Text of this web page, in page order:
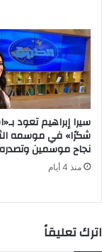
سيرا إبراهيم تعود
شكرًا» في موسمه
نجاح موسمين وتصدره
منذ 4 أيام
اترك تعليقاً